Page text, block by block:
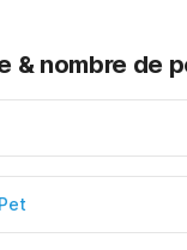
& nombre de